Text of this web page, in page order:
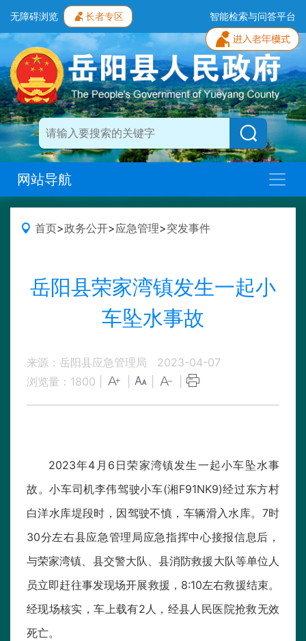
无障碍浏览 长者专区 智能检索与问答平台
网站导航
首页>政务公开>应急管理>突发事件
岳阳县荣家湾镇发生一起小
车坠水事故
来源：岳阳县应急管理局
2023-04-07
浏览量： 1800
2023年4月6日荣家湾镇发生一起小车坠水事
故。小车司机李伟驾驶小车(湘F91NK9)经过东方村
白洋水库堤段时，因驾驶不慎，车辆滑入水库。7时
30分左右县应急管理局应急指挥中心接报信息后，
与荣家湾镇、县交警大队、县消防救援大队等单位人
员立即赶往事发现场开展救援，8:10左右救援结束。
经现场核实，车上载有2人，经县人民医院抢救无效
死亡。